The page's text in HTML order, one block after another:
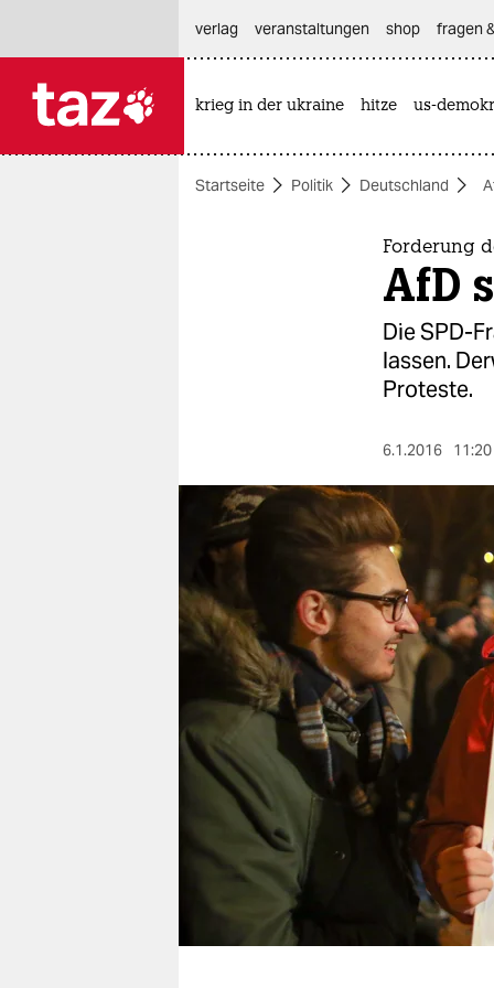
themen
berlin
nord
wahrheit
verlag
verlag
veranstaltungen
shop
fragen & hilfe
unterstützen
genossenschaft
verlag
veranstaltungen shop fragen
krieg in der ukraine hitze us-
Startseite Politik Deutschland
Forderung
AfD
Die SPD-
lassen.
Proteste.
6.1.2016